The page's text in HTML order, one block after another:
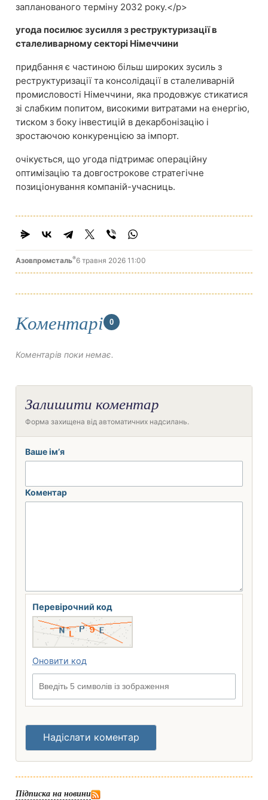
запланованого терміну 2032 року.</p>
угода посилює зусилля з реструктуризації в
сталеливарному секторі Німеччини
придбання є частиною більш широких зусиль з
реструктуризації та консолідації в сталеливарній
промисловості Німеччини, яка продовжує стикатися
зі слабким попитом, високими витратами на енергію,
тиском з боку інвестицій в декарбонізацію і
зростаючою конкуренцією за імпорт.
очікується, що угода підтримає операційну
оптимізацію та довгострокове стратегічне
позиціонування компаній-учасниць.
Азовпромсталь®6 травня 2026 11:00
Коментарі 0
Коментарів поки немає.
Залишити коментар
Форма захищена від автоматичних надсилань.
Ваше ім’я
Коментар
Перевірочний код
Оновити код
Надіслати коментар
Підписка на новини